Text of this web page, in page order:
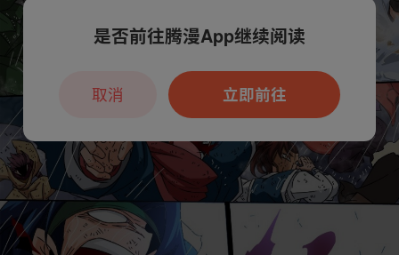
是否前往腾漫App继续阅读
立即前往
取消